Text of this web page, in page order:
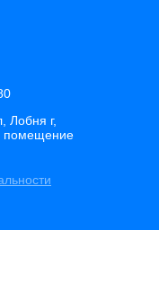
Лобня г,
помещение